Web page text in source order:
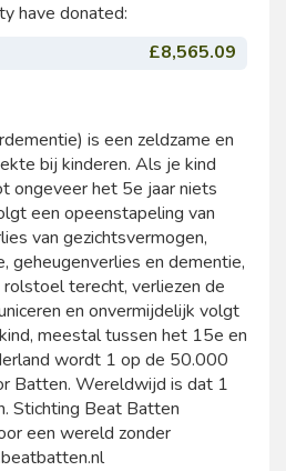
have donated:
£8,565.09
is een zeldzame en
bij kinderen. Als je kind
ongeveer het 5e jaar niets
een opeenstapeling van
van gezichtsvermogen,
geheugenverlies en dementie,
terecht, verliezen de
en onvermijdelijk volgt
meestal tussen het 15e en
wordt 1 op de 50.000
Batten. Wereldwijd is dat 1
Stichting Beat Batten
een wereld zonder